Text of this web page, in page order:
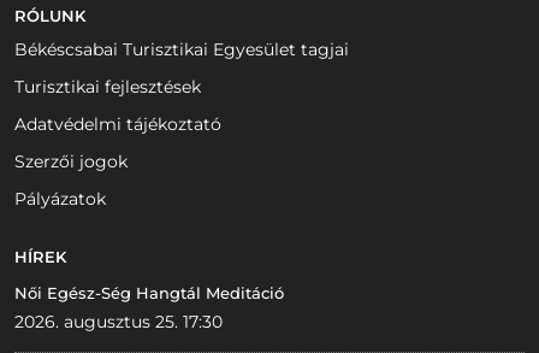
RÓLUNK
Békéscsabai Turisztikai Egyesület tagjai
Turisztikai fejlesztések
Adatvédelmi tájékoztató
Szerzői jogok
Pályázatok
HÍREK
Női Egész-Ség Hangtál Meditáció
2026. augusztus 25. 17:30